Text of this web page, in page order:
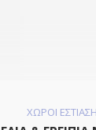
ΧΩΡΟΙ